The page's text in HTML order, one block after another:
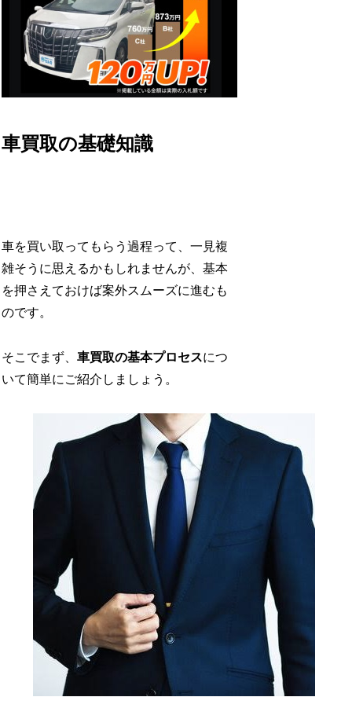
車買取の基礎知識
車を買い取ってもらう過程って、一見複
雑そうに思えるかもしれませんが、基本
を押さえておけば案外スムーズに進むも
のです。
そこでまず、車買取の基本プロセスにつ
いて簡単にご紹介しましょう。